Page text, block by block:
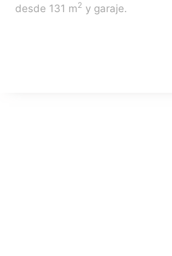
desde 131 m2 y garaje.